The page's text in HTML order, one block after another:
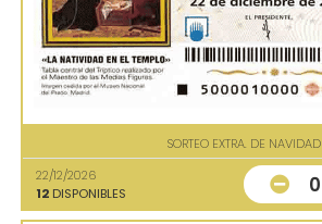
SORTEO EXTRA. DE NAVIDAD
22/12/2026
12 DISPONIBLES 0